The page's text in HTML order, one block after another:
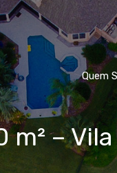
Quem
–